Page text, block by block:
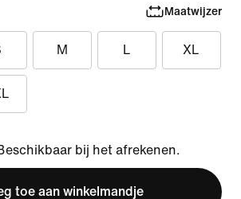
Maatwijzer
M L XL
bij het afrekenen.
toe aan winkelmandje